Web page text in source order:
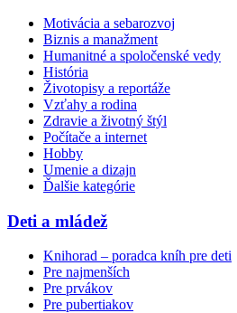
Motivácia a sebarozvoj
Biznis a manažment
Humanitné a spoločenské vedy
História
Životopisy a reportáže
Vzťahy a rodina
Zdravie a životný štýl
Počítače a internet
Hobby
Umenie a dizajn
Ďalšie kategórie
Deti a mládež
Knihorad – poradca kníh pre deti
Pre najmenších
Pre prvákov
Pre pubertiakov